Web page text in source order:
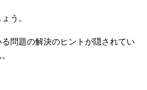
う。
問題の解決のヒントが隠されてい